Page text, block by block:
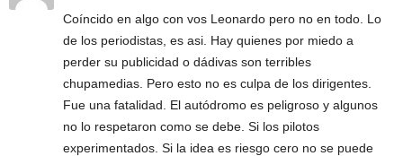
Coíncido en algo con vos Leonardo pero no en todo. Lo
de los periodistas, es asi. Hay quienes por miedo a
perder su publicidad o dádivas son terribles
chupamedias. Pero esto no es culpa de los dirigentes.
Fue una fatalidad. El autódromo es peligroso y algunos
no lo respetaron como se debe. Si los pilotos
experimentados. Si la idea es riesgo cero no se puede